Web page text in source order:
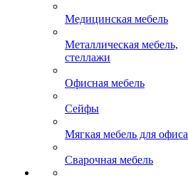
Медицинская мебель
Металлическая мебель,
стеллажи
Офисная мебель
Сейфы
Мягкая мебель для офиса
Сварочная мебель